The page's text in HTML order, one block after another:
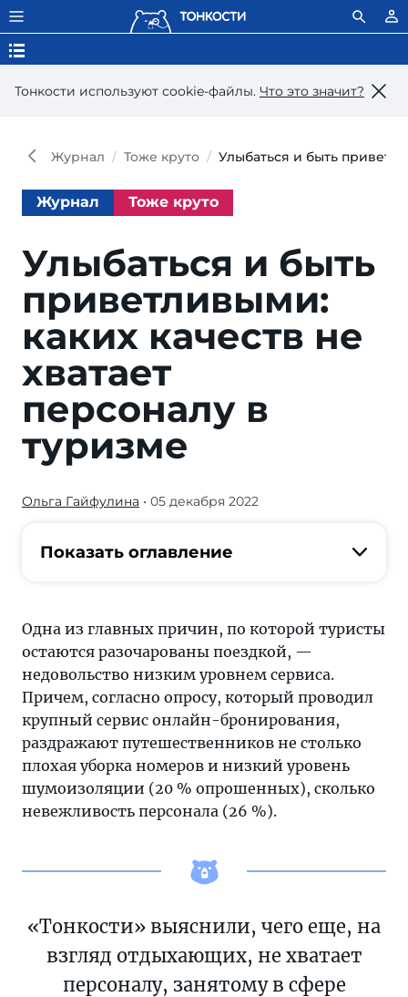
Тонкости используют сookie-файлы. Что это значит?
Журнал Тоже круто Улыбаться и быть
Журнал Тоже круто
Улыбаться и быть
приветливыми:
каких качеств не
хватает
персоналу в
туризме
Одна
главных
туристы
разочарованы
поездкой, —
недовольство
низким
уровнем
сервиса
Ольга Гайфулина • 05 декабря 2022
Показать оглавление
Одна из главных причин, по которой туристы
остаются разочарованы поездкой, —
недовольство низким уровнем сервиса.
Причем, согласно опросу, который проводил
крупный сервис онлайн-бронирования,
раздражают путешественников не столько
плохая уборка номеров и низкий уровень
шумоизоляции (20 % опрошенных), сколько
невежливость персонала (26 %).
«Тонкости» выяснили, чего еще, на
взгляд отдыхающих, не хватает
персоналу, занятому в сфере